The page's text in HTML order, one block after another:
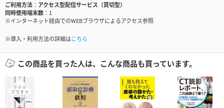
ご利用方法
アクセス型配信サービス（買切型）
同時使用端末数
1
※インターネット経由でのWEBブラウザによるアクセス参照
※導入・利用方法の詳細はこちら
この商品を買った人は、こんな商品も買っています。